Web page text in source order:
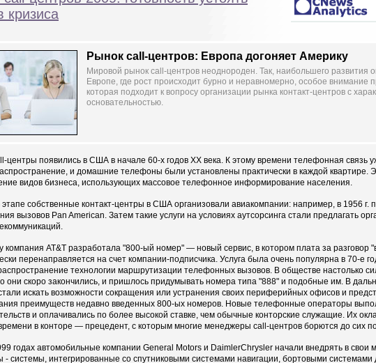
кризиса
Рынок call-центров: Европа догоняет Америку
Мировой рынок call-центров неоднороден. Так, наибольшего развития
Европе, где рост происходит бурно и неравномерно, особое внимание
которая подходит к вопросу организации рынка контакт-центров с
основательностью.
центры появились в США в начале 60-х годов ХХ века. К этому времени телефонная связь
и домашние телефоны были установлены практически в каждой квартире.
видов бизнеса, использующих массовое телефонное информирование населения.
собственные контакт-центры в США организовали авиакомпании: например, в 1956 г.
вызовов Pan American. Затем такие услуги на условиях аутсорсинга стали предлагать
компания AT&T разработала "800-ый номер" — новый сервис, в котором плата за разговор
перенаправляется на счет компании-подписчика. Услуга была очень популярна в 70-е
технологии маршрутизации телефонных вызовов. В обществе настолько
они скоро закончились, и пришлось придумывать номера типа "888" и подобные им. В
искать возможности сокращения или устранения своих периферийных офисов и
преимуществ недавно введенных 800-ых номеров. Новые телефонные операторы
и оплачивались по более высокой ставке, чем обычные конторские служащие. Их
в конторе — прецедент, с которым многие менеджеры call-центров борются до сих
годах автомобильные компании General Motors и DaimlerChrysler начали внедрять в
- системы, интегрированные со спутниковыми системами навигации, бортовыми системами